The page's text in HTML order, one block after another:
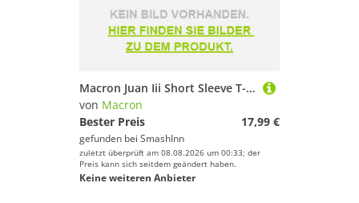
Macron Juan Iii Short Sleeve T-shirt Weiß S Mann
von Macron
Bester Preis
17,99 €
gefunden bei SmashInn
zuletzt überprüft am 08.08.2026 um 00:33; der
Preis kann sich seitdem geändert haben.
Keine weiteren Anbieter